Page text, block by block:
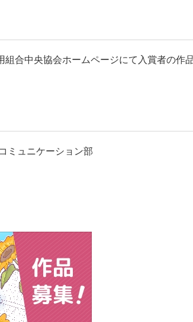
合中央協会ホームページにて入賞者の作
ュニケーション部